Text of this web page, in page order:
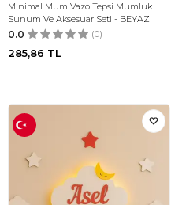
Minimal Mum Vazo Tepsi Mumluk
Sunum Ve Aksesuar Seti - BEYAZ
0.0 (0)
285,86 TL